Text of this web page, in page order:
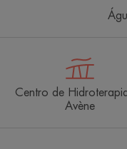
Centro de
Avène